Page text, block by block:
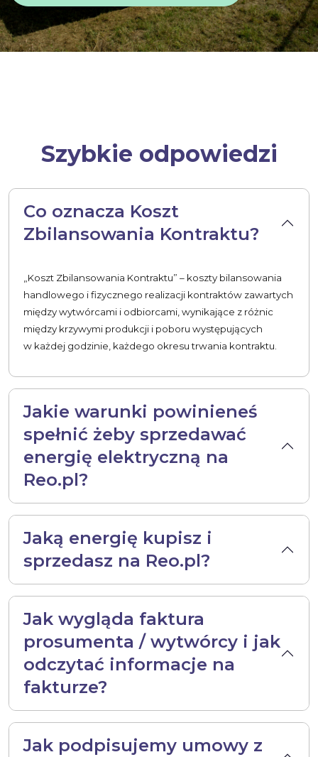
Szybkie odpowiedzi
Co oznacza Koszt
Zbilansowania Kontraktu?
„Koszt Zbilansowania Kontraktu” – koszty bilansowania
handlowego i fizycznego realizacji kontraktów zawartych
między wytwórcami i odbiorcami, wynikające z różnic
między krzywymi produkcji i poboru występujących
w każdej godzinie, każdego okresu trwania kontraktu.
Jakie warunki powinieneś
spełnić żeby sprzedawać
energię elektryczną na
Reo.pl?
Jaką energię kupisz i
sprzedasz na Reo.pl?
Jak wygląda faktura
prosumenta / wytwórcy i jak
odczytać informacje na
fakturze?
Jak podpisujemy umowy z